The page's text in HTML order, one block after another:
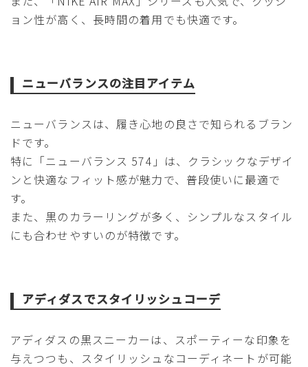
ョン性が高く、長時間の着用でも快適です。
ニューバランスの注目アイテム
ニューバランスは、履き心地の良さで知られるブラン
ドです。
特に「ニューバランス 574」は、クラシックなデザイ
ンと快適なフィット感が魅力で、普段使いに最適で
す。
また、黒のカラーリングが多く、シンプルなスタイル
にも合わせやすいのが特徴です。
アディダスでスタイリッシュコーデ
アディダスの黒スニーカーは、スポーティーな印象を
与えつつも、スタイリッシュなコーディネートが可能